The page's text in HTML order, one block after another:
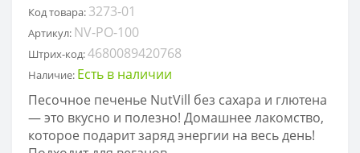
Код товара: 3273-01
Артикул: NV-PO-100
Штрих-код:4680089420768
Наличие: Есть в наличии
Песочное печенье NutVill без сахара и глютена
— это вкусно и полезно! Домашнее лакомство,
которое подарит заряд энергии на весь день!